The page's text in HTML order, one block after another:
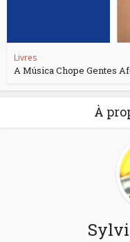
Livres
A Música Chope Gentes
À